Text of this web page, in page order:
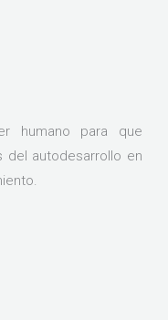
humano para que
del autodesarrollo en